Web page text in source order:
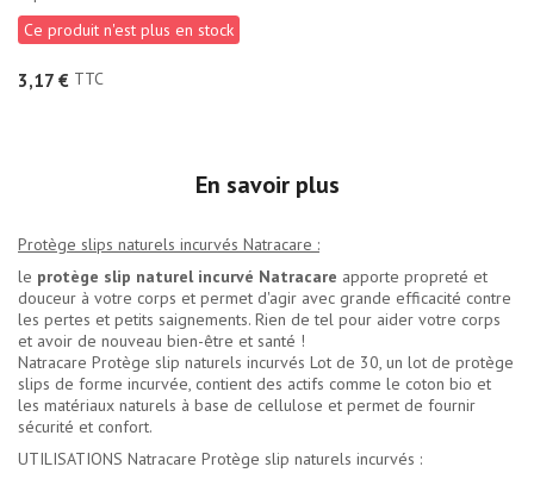
Ce produit n'est plus en stock
3,17 € TTC
En savoir plus
Protège slips naturels incurvés Natracare :
le protège slip naturel incurvé Natracare apporte propreté et
douceur à votre corps et permet d'agir avec grande efficacité contre
les pertes et petits saignements. Rien de tel pour aider votre corps
et avoir de nouveau bien-être et santé !
Natracare Protège slip naturels incurvés Lot de 30, un lot de protège
slips de forme incurvée, contient des actifs comme le coton bio et
les matériaux naturels à base de cellulose et permet de fournir
sécurité et confort.
UTILISATIONS Natracare Protège slip naturels incurvés :